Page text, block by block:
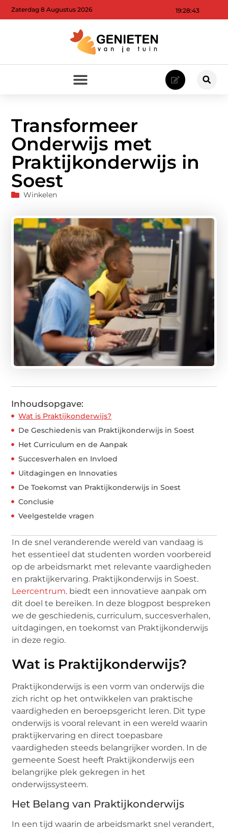
19:28:44
Zaterdag 8 Augustus 2026
Transformeer
Onderwijs met
Praktijkonderwijs in
Soest
Winkelen
Inhoudsopgave:
Wat is Praktijkonderwijs?
De Geschiedenis van Praktijkonderwijs in Soest
Het Curriculum en de Aanpak
Succesverhalen en Invloed
Uitdagingen en Innovaties
De Toekomst van Praktijkonderwijs in Soest
Conclusie
Veelgestelde vragen
In de snel veranderende wereld van vandaag is
het essentieel dat studenten worden voorbereid
op de arbeidsmarkt met relevante vaardigheden
en praktijkervaring. Praktijkonderwijs in Soest.
Leercentrum. biedt een innovatieve aanpak om
dit doel te bereiken. In deze blogpost bespreken
we de geschiedenis, curriculum, succesverhalen,
uitdagingen, en toekomst van Praktijkonderwijs
in deze regio.
Wat is Praktijkonderwijs?
Praktijkonderwijs is een vorm van onderwijs die
zich richt op het ontwikkelen van praktische
vaardigheden en beroepsgericht leren. Dit type
onderwijs is vooral relevant in een wereld waarin
praktijkervaring en direct toepasbare
vaardigheden steeds belangrijker worden. In de
gemeente Soest heeft Praktijkonderwijs een
belangrijke plek gekregen in het
onderwijssysteem.
Het Belang van Praktijkonderwijs
In een tijd waarin de arbeidsmarkt snel verandert,